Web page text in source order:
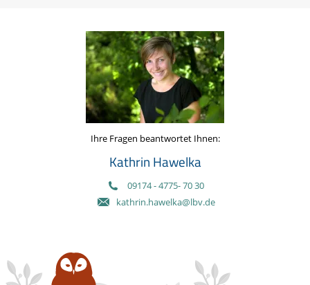
Ihre Fragen beantwortet Ihnen:
Kathrin Hawelka
09174 - 4775- 70 30
kathrin.hawelka@lbv.de